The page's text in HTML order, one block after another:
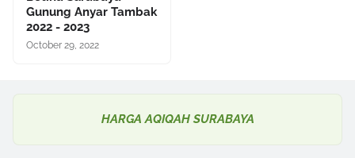
Gunung Anyar Tambak
2022 - 2023
October 29, 2022
HARGA AQIQAH SURABAYA